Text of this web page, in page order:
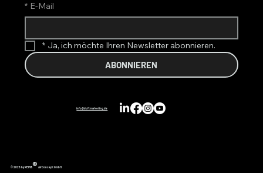
* E-Mail
* Ja, ich möchte Ihren Newsletter abonnieren.
ABONNIEREN
info@duftmarketing.de
© 2026 by REIMA® AirConcept GmbH